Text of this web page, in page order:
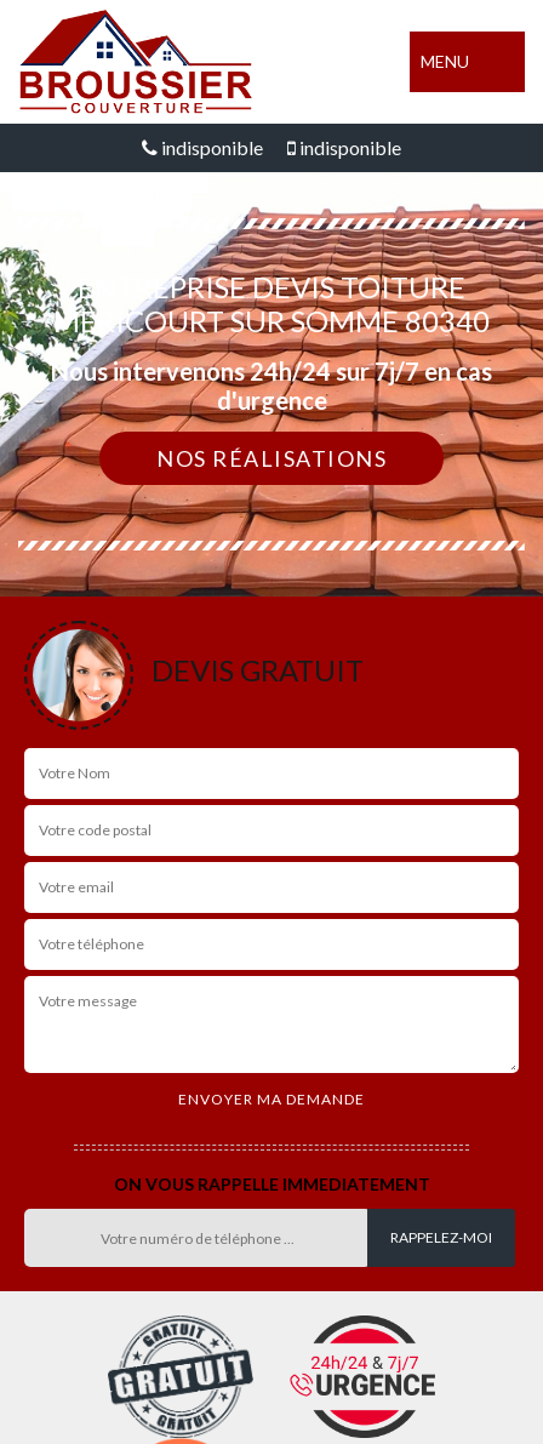
MENU
indisponible indisponible
ENTREPRISE DEVIS TOITURE
MERICOURT SUR SOMME 80340
Nous intervenons 24h/24 sur 7j/7 en cas
d'urgence
NOS RÉALISATIONS
DEVIS GRATUIT
ON VOUS RAPPELLE IMMEDIATEMENT